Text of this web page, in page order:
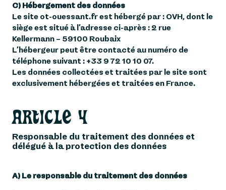
​C) Hébergement des données
Le site ot-ouessant.fr est hébergé par : OVH, dont le
siège est situé à l’adresse ci-après : 2 rue
Kellermann – 59100 Roubaix
L’hébergeur peut être contacté au numéro de
téléphone suivant : +33 9 72 10 10 07.
Les données collectées et traitées par le site sont
exclusivement hébergées et traitées en France.
ARTICLE 4
Responsable du traitement des données et
délégué à la protection des données
A) Le responsable du traitement des données